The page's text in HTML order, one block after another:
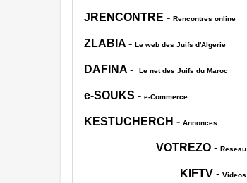
JRENCONTRE - Rencontres online
ZLABIA- Le web des Juifs d'Algerie
DAFINA- Le net des Juifs du Maroc
e-SOUKS - e-Commerce
KESTUCHERCH - Annonces
VOTREZO- Reseau
KIFTV- Videos